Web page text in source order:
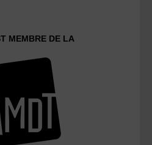
MEMBRE DE LA